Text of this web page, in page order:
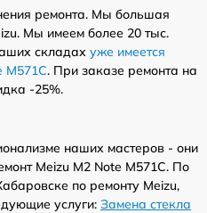
ремонта. Мы большая
Мы имеем более 20 тыс.
складах уже имеется
M571C. При заказе ремонта на
-25%.
наших мастеров - они
Meizu M2 Note M571C. По
по ремонту Meizu,
услуги: Замена стекла